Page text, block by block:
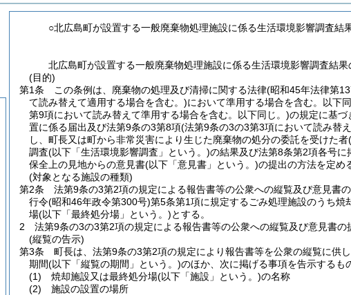
○北広島町が設置する一般廃棄物処理施設に係る生活環境影響調査結
北広島町が設置する一般廃棄物処理施設に係る生活環境影響調査結
(目的)
第1条
この条例は、廃棄物の処理及び清掃に関する法律(昭和45年法律第
て読み替えて適用する場合を含む。)において準用する場合を含む。以下
第9項において読み替えて準用する場合を含む。以下同じ。)の規定に基づ
置に係る届出及び法第9条の3第8項(法第9条の3の3第3項において読み替
し、町長又は町から非常災害により生じた廃棄物の処分の委託を受けた者
調査(以下「生活環境影響調査」という。)の結果及び法第8条第2項各号
保全上の見地からの意見書(以下「意見書」という。)の提出の方法を定め
(対象となる施設の種類)
第2条
法第9条の3第2項の規定による報告書等の公衆への縦覧及び意見書
行令(昭和46年政令第300号)第5条第1項に規定するごみ処理施設のうち焼
場(以下「最終処分場」という。)とする。
2
法第9条の3の3第2項の規定による報告書等の公衆への縦覧及び意見書
(縦覧の告示)
第3条
町長は、法第9条の3第2項の規定により報告書等を公衆の縦覧に供
期間(以下「縦覧の期間」という。)のほか、次に掲げる事項を告示するも
(1)
焼却施設又は最終処分場(以下「施設」という。)の名称
(2)
施設の設置の場所